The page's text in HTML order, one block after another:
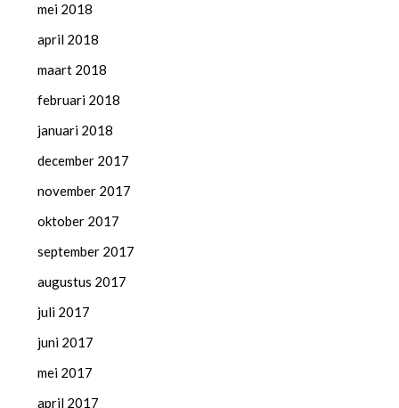
mei 2018
april 2018
maart 2018
februari 2018
januari 2018
december 2017
november 2017
oktober 2017
september 2017
augustus 2017
juli 2017
juni 2017
mei 2017
april 2017